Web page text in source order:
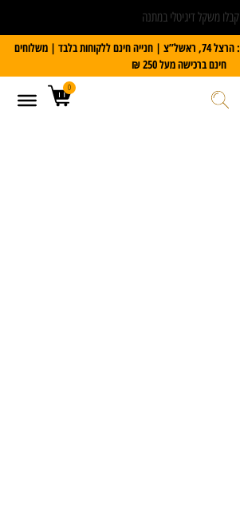
קבלו משקל דיגיטלי במתנה
בקרו אותנו גם בחנות הפיזית: הרצל 74, ראשל”צ | חנייה חינם ללקוחות בלבד | משלוחים
חינם ברכישה מעל 250 ₪
0